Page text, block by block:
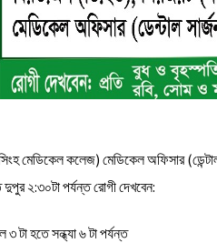
মেডিকেল কলেজ) মেডিকেল অফিসার
২:৩০টা পর্যন্ত রোগী দেখবেন:
৩ টা হতে সন্ধ্যা ৬ টা পর্যন্ত